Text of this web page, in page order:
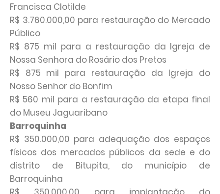
Francisca Clotilde
R$ 3.760.000,00 para restauração do Mercado
Público
R$ 875 mil para a restauração da Igreja de
Nossa Senhora do Rosário dos Pretos
R$ 875 mil para restauração da Igreja do
Nosso Senhor do Bonfim
R$ 560 mil para a restauração da etapa final
do Museu Jaguaribano
Barroquinha
R$ 350.000,00 para adequação dos espaços
físicos dos mercados públicos da sede e do
distrito de Bitupita, do município de
Barroquinha